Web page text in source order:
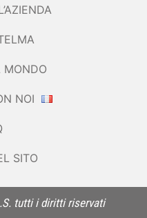
MONDO
NOI
SITO
tutti i diritti riservati